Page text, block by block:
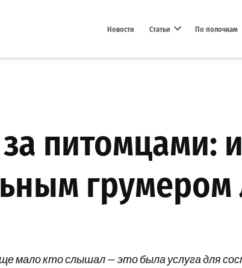
Новости Статьи По полочкам
питомцами:
мало кто слышал — это была услуга для